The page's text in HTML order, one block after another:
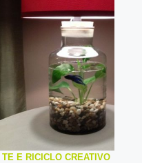
TE E RICICLO CREATIVO